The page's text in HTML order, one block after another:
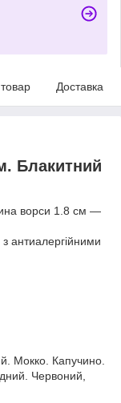
Доставка
Блакитний
ворси 1.8 см —
антиалергійними
Мокко. Капучино.
Червоний,